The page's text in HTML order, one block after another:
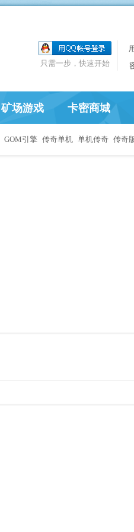
只需一步，快速开始
矿场游戏 卡密商城
GOM引擎 传奇单机 单机传奇 传奇